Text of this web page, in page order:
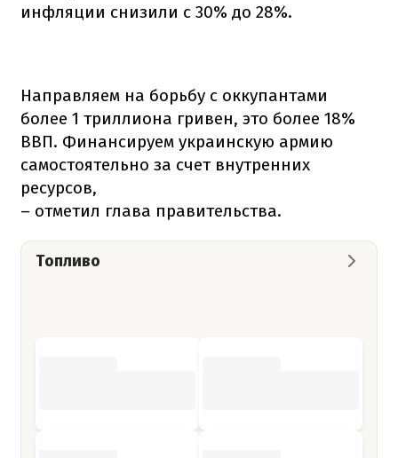
инфляции снизили с 30% до 28%.
Направляем на борьбу с оккупантами
более 1 триллиона гривен, это более 18%
ВВП. Финансируем украинскую армию
самостоятельно за счет внутренних
ресурсов,
– отметил глава правительства.
Топливо